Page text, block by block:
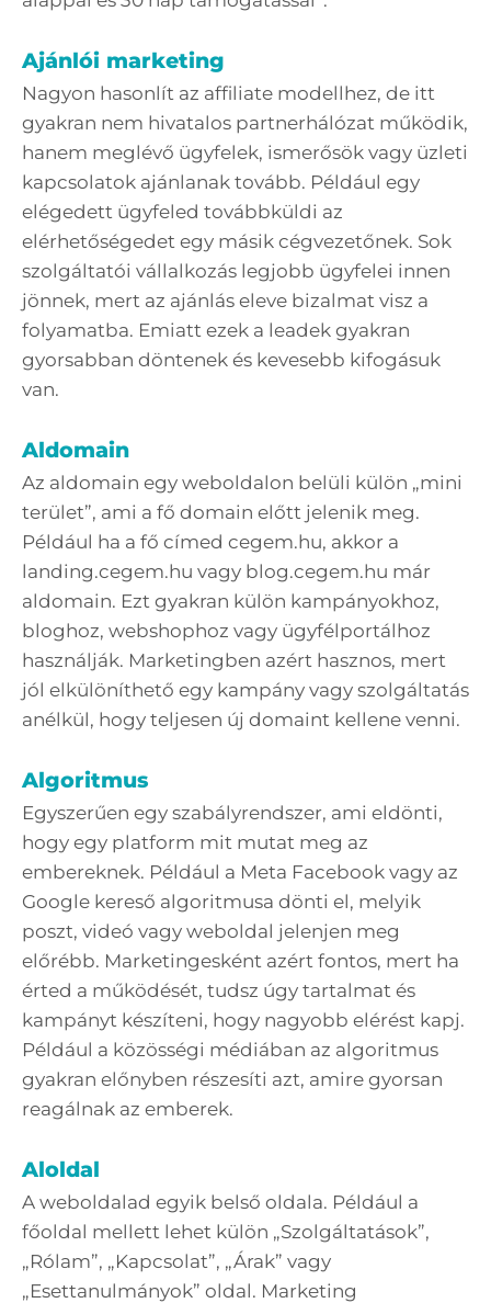
Ajánlói marketing
Nagyon hasonlít az affiliate modellhez, de itt
gyakran nem hivatalos partnerhálózat működik,
hanem meglévő ügyfelek, ismerősök vagy üzleti
kapcsolatok ajánlanak tovább. Például egy
elégedett ügyfeled továbbküldi az
elérhetőségedet egy másik cégvezetőnek. Sok
szolgáltatói vállalkozás legjobb ügyfelei innen
jönnek, mert az ajánlás eleve bizalmat visz a
folyamatba. Emiatt ezek a leadek gyakran
gyorsabban döntenek és kevesebb kifogásuk
van.
Aldomain
Az aldomain egy weboldalon belüli külön „mini
terület”, ami a fő domain előtt jelenik meg.
Például ha a fő címed cegem.hu, akkor a
landing.cegem.hu vagy blog.cegem.hu már
aldomain. Ezt gyakran külön kampányokhoz,
bloghoz, webshophoz vagy ügyfélportálhoz
használják. Marketingben azért hasznos, mert
jól elkülöníthető egy kampány vagy szolgáltatás
anélkül, hogy teljesen új domaint kellene venni.
Algoritmus
Egyszerűen egy szabályrendszer, ami eldönti,
hogy egy platform mit mutat meg az
embereknek. Például a Meta Facebook vagy az
Google kereső algoritmusa dönti el, melyik
poszt, videó vagy weboldal jelenjen meg
előrébb. Marketingesként azért fontos, mert ha
érted a működését, tudsz úgy tartalmat és
kampányt készíteni, hogy nagyobb elérést kapj.
Például a közösségi médiában az algoritmus
gyakran előnyben részesíti azt, amire gyorsan
reagálnak az emberek.
Aloldal
A weboldalad egyik belső oldala. Például a
főoldal mellett lehet külön „Szolgáltatások”,
„Rólam”, „Kapcsolat”, „Árak” vagy
„Esettanulmányok” oldal. Marketing